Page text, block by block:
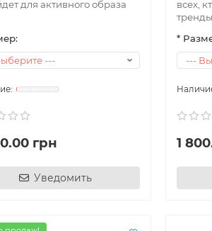
для активного образа
грн
Уведомить
всех,
тренды..
*
1